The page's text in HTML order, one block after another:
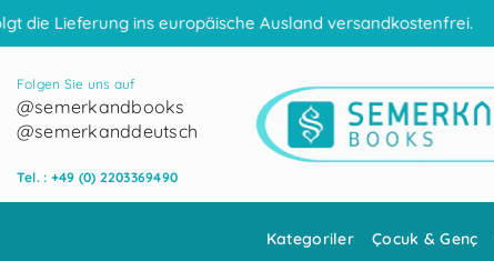
europäische Ausland versandkostenfrei.
Folgen Sie uns auf
@semerkandbooks
@semerkanddeutsch
Tel. : +49 (0) 2203369490
Kategoriler Çocuk & Genç